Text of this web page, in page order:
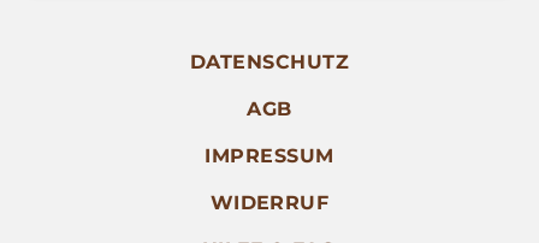
DATENSCHUTZ
AGB
IMPRESSUM
WIDERRUF